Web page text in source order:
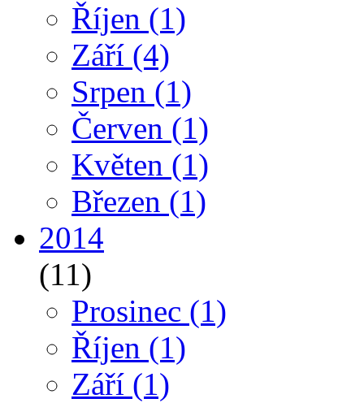
Říjen (1)
Září (4)
Srpen (1)
Červen (1)
Květen (1)
Březen (1)
2014
(11)
Prosinec (1)
Říjen (1)
Září (1)